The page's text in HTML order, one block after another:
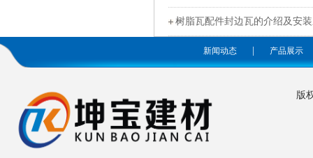
树脂瓦配件封边瓦的介绍及安
新闻动态 产品展示
版